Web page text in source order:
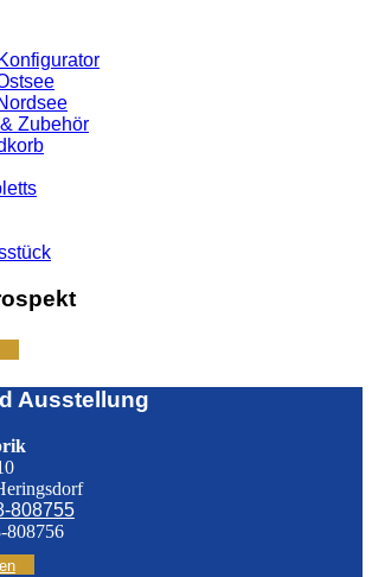
Zubehör
Ausstellung
808755
808756